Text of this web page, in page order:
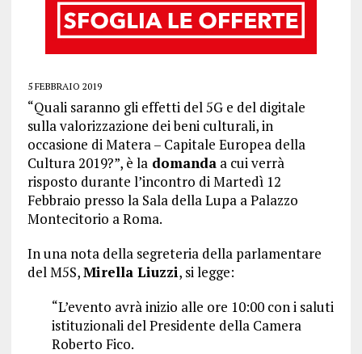
5 FEBBRAIO 2019
“Quali saranno gli effetti del 5G e del digitale
sulla valorizzazione dei beni culturali, in
occasione di Matera – Capitale Europea della
Cultura 2019?”, è ladomandaa cui verrà
risposto durante l’incontro di Martedì 12
Febbraio presso la Sala della Lupa a Palazzo
Montecitorio a Roma.
In una nota della segreteria della parlamentare
del M5S,Mirella Liuzzi, si legge:
“L’evento avrà inizio alle ore 10:00 con i saluti
istituzionali del Presidente della Camera
Roberto Fico.